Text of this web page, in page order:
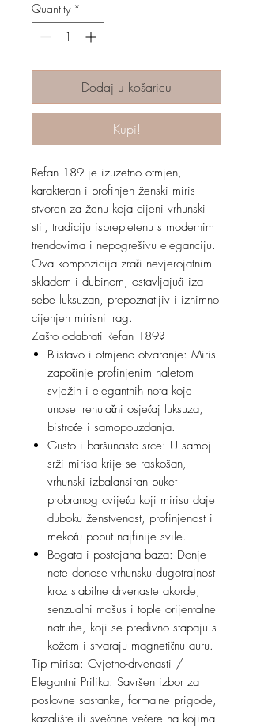
Quantity *
Dodaj u košaricu
Kupi!
Refan 189 je izuzetno otmjen,
karakteran i profinjen ženski miris
stvoren za ženu koja cijeni vrhunski
stil, tradiciju isprepletenu s modernim
trendovima i nepogrešivu eleganciju.
Ova kompozicija zrači nevjerojatnim
skladom i dubinom, ostavljajući iza
sebe luksuzan, prepoznatljiv i iznimno
cijenjen mirisni trag.
Zašto odabrati Refan 189?
Blistavo i otmjeno otvaranje: Miris
započinje profinjenim naletom
svježih i elegantnih nota koje
unose trenutačni osjećaj luksuza,
bistroće i samopouzdanja.
Gusto i baršunasto srce: U samoj
srži mirisa krije se raskošan,
vrhunski izbalansiran buket
probranog cvijeća koji mirisu daje
duboku ženstvenost, profinjenost i
mekoću poput najfinije svile.
Bogata i postojana baza: Donje
note donose vrhunsku dugotrajnost
kroz stabilne drvenaste akorde,
senzualni mošus i tople orijentalne
natruhe, koji se predivno stapaju s
kožom i stvaraju magnetičnu auru.
Tip mirisa: Cvjetno-drvenasti /
Elegantni Prilika: Savršen izbor za
poslovne sastanke, formalne prigode,
kazalište ili svečane večere na kojima